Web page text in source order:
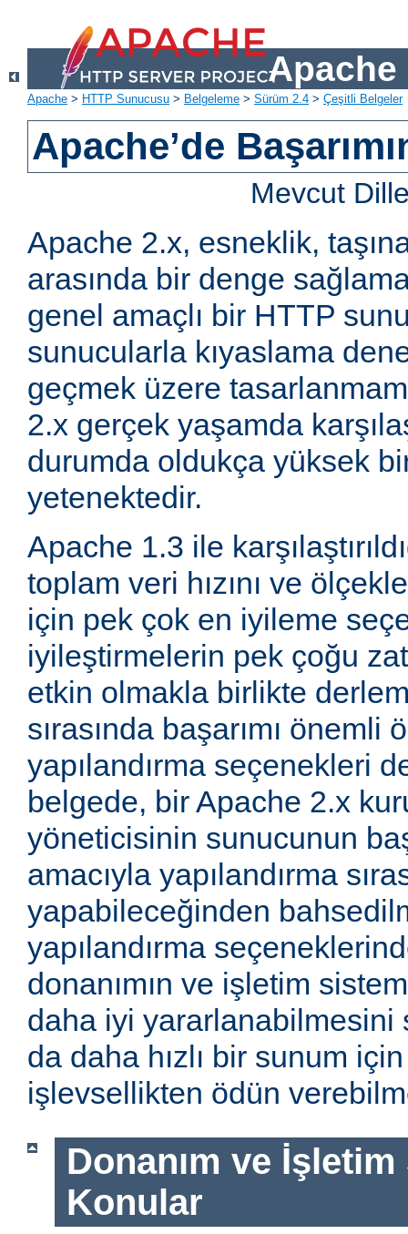
Apache
Apache > HTTP Sunucusu > Belgeleme > Sürüm 2.4 > Çeşitli Belgeler
Apache’de
Mevcut
Apache 2.x, esneklik,
arasında bir denge
genel amaçlı bir HTTP
sunucularla kıyaslama
geçmek üzere
2.x gerçek yaşamda
durumda oldukça yüksek
yetenektedir.
Apache 1.3 ile
toplam veri hızını ve
için pek çok en iyileme
iyileştirmelerin pek çoğu
etkin olmakla birlikte
sırasında başarımı
yapılandırma seçenekleri
belgede, bir Apache 2.x
yöneticisinin sunucunun
amacıyla yapılandırma
yapabileceğinden
yapılandırma
donanımın ve işletim
daha iyi yararlanabilmesini
da daha hızlı bir sunum
işlevsellikten ödün
Donanım ve
Konular